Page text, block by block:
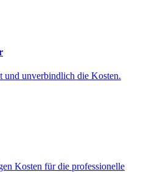
und unverbindlich die Kosten.
Kosten für die professionelle